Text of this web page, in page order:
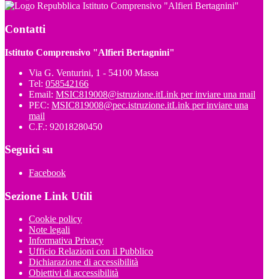
Istituto Comprensivo "Alfieri Bertagnini"
Contatti
Istituto Comprensivo "Alfieri Bertagnini"
Via G. Venturini, 1 - 54100 Massa
Tel: 058542166
Email: MSIC819008@istruzione.itLink per inviare una mail
PEC: MSIC819008@pec.istruzione.itLink per inviare una
mail
C.F.: 92018280450
Seguici su
Facebook
Sezione Link Utili
Cookie policy
Note legali
Informativa Privacy
Ufficio Relazioni con il Pubblico
Dichiarazione di accessibilità
Obiettivi di accessibilità